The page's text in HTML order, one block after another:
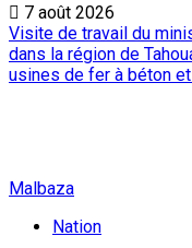
7 août 2026
Visite de travail du
dans la région de
usines de fer à béton
Malbaza
Nation